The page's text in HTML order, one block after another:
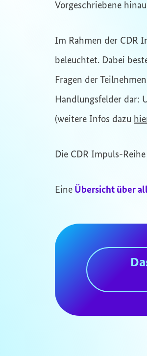
Vorgeschriebene
Im Rahmen der CDR
beleuchtet. Dabei
Fragen der
Handlungsfelder dar:
(weitere Infos dazu
Die CDR Impuls-
Eine Übersicht über